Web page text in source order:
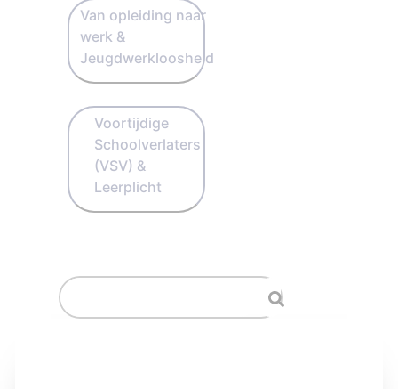
Van opleiding naar
werk &
Jeugdwerkloosheid
Voortijdige
Schoolverlaters
(VSV) &
Leerplicht